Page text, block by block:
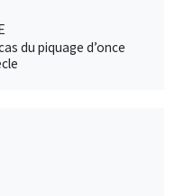
du piquage d’once